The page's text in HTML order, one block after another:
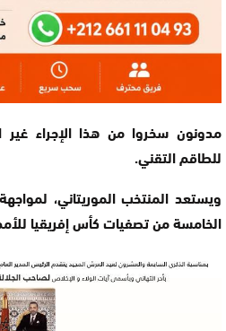
مدونون سخروا من هذا الإجراء
للطاقم التقني.
ويستعد المنتخب الموريتاني،
الخامسة من تصفيات كأس إفريقيا